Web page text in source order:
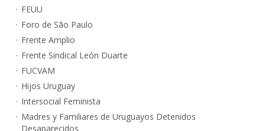
FEUU
Foro de São Paulo
Frente Amplio
Frente Sindical León Duarte
FUCVAM
Hijos Uruguay
Intersocial Feminista
Madres y Familiares de Uruguayos Detenidos
Desaparecidos